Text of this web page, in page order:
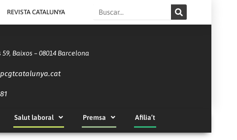
REVISTA CATALUNYA Search
59, Baixos – 08014 Barcelona
Salut laboral Premsa Afilia’t